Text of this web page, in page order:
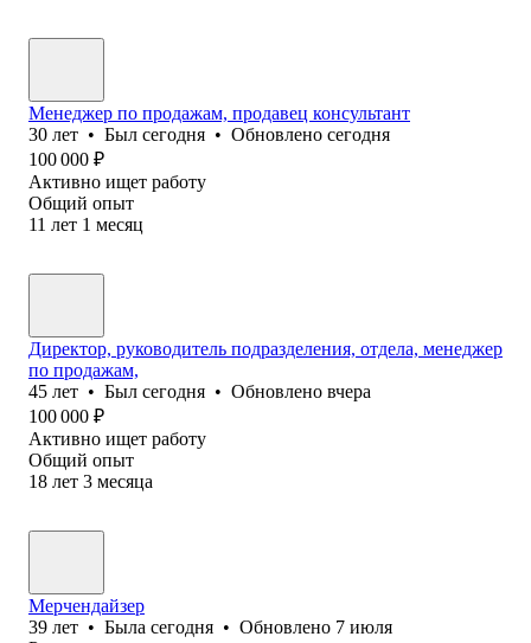
Менеджер по продажам, продавец консультант
30 лет • Был сегодня • Обновлено сегодня
100 000 ₽
Активно ищет работу
Общий опыт
11 лет 1 месяц
Директор, руководитель подразделения, отдела, менеджер
по продажам,
45 лет • Был сегодня • Обновлено вчера
100 000 ₽
Активно ищет работу
Общий опыт
18 лет 3 месяца
Мерчендайзер
39 лет • Была сегодня • Обновлено 7 июля